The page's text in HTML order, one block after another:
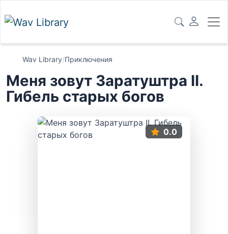
Wav Library/Приключения
Меня зовут Заратуштра II.
Гибель старых богов
0.0